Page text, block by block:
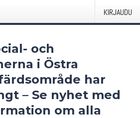
KIRJAUDU
och
i Östra
har
– Se nyhet med
om alla